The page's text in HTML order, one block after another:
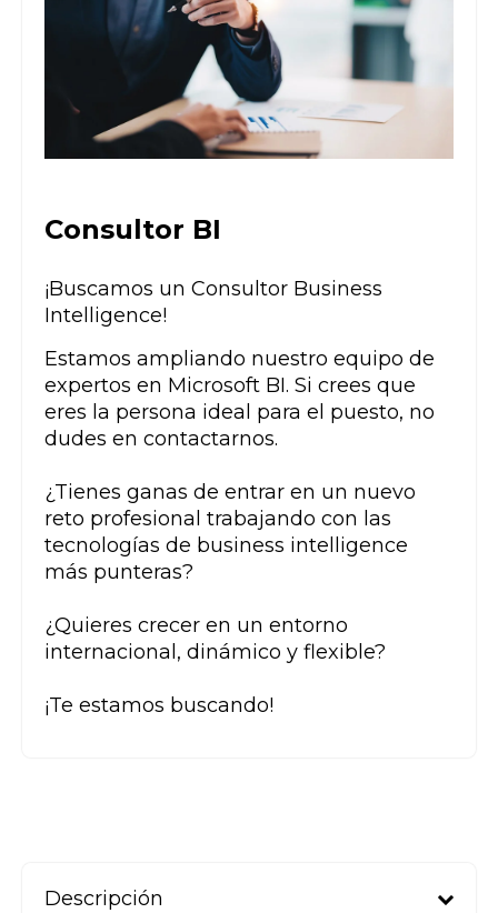
Consultor BI
¡Buscamos un Consultor Business
Intelligence!
Estamos ampliando nuestro equipo de
expertos en Microsoft BI. Si crees que
eres la persona ideal para el puesto, no
dudes en contactarnos.
¿Tienes ganas de entrar en un nuevo
reto profesional trabajando con las
tecnologías de business intelligence
más punteras?
¿Quieres crecer en un entorno
internacional, dinámico y flexible?
¡Te estamos buscando!
Descripción